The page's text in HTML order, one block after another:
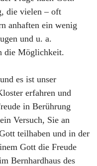
die vielen – oft
anhaften ein wenig
und u. a.
die Möglichkeit.
es ist unser
erfahren und
in Berührung
Versuch, Sie an
teilhaben und in der
Gott die Freude
Bernhardhaus des